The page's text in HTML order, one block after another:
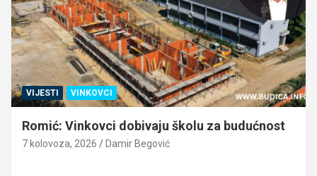
VIJESTI VINKOVCI
Romić: Vinkovci dobivaju školu za budućnost
7 kolovoza, 2026 Damir Begović